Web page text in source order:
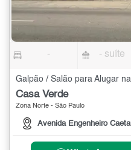
- - suíte
Galpão / Salão para Alugar
Casa Verde
Zona Norte - São Paulo
Avenida Engenheiro Caetano